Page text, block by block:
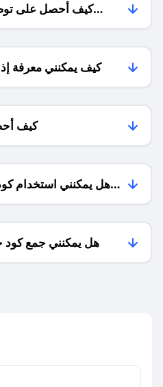
كيف أحصل على
كيف يمكنني معرفة
كيف
هل يمكنني استخدام
هل يمكنني جمع